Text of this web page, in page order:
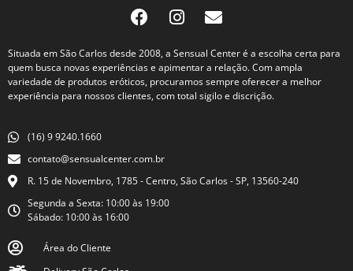
Situada em São Carlos desde 2008, a Sensual Center é a escolha certa para
quem busca novas experiências e apimentar a relação. Com ampla
variedade de produtos eróticos, procuramos sempre oferecer a melhor
experiência para nossos clientes, com total sigilo e discrição.
(16) 9 9240.1660
contato@sensualcenter.com.br
R. 15 de Novembro, 1785 - Centro, São Carlos - SP, 13560-240
Segunda a Sexta: 10:00 às 19:00
Sábado: 10:00 às 16:00
Área do Cliente